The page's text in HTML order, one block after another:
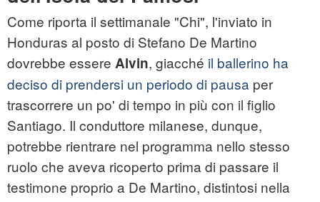
Come riporta il settimanale "Chi", l'inviato in
Honduras al posto di Stefano De Martino
dovrebbe essere Alvin, giacché il ballerino ha
deciso di prendersi un periodo di pausa per
trascorrere un po' di tempo in più con il figlio
Santiago. Il conduttore milanese, dunque,
potrebbe rientrare nel programma nello stesso
ruolo che aveva ricoperto prima di passare il
testimone proprio a De Martino, distintosi nella